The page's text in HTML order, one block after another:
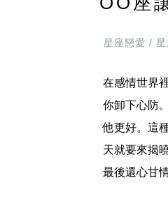
星座戀愛 / 星
在感情世界
你卸下心防
他更好。這
天就要來揭
最後還心甘